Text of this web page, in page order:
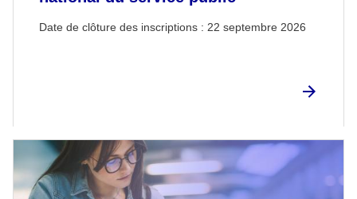
Date de clôture des inscriptions : 22 septembre 2026